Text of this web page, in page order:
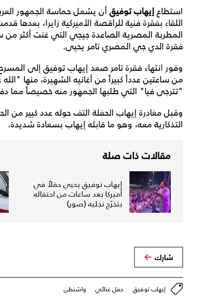
استطاعإيهاب توفيق أن يشعل حماسة الجمهور
اللقاء بفقرة فنية للراقصة الأميركية زايرا، بعدها
المطربة المصرية الصاعدة جيجي التي غنت أكثر
فقرة الدي جي المصري تامر يحيى.
وفور انتهاء فقرة تامر صعد إيهاب توفيق إلى
من ساعتين عدداً كبيراً من أغانيه الشهيرة، منها
"تترجى فيا" التي طلبها الجمهور منه خصيصاً مما
وقبل مغادرة إيهاب الحفلة التف حوله عدد كبير من
التذكارية معه، وهو ما قابله إيهاب بسعادة شديدة.
مقالات ذات صلة
إيهاب توفيق يحيي حفلاً في
أميركا بعد ساعات من احتفاله
بتخرّج نجليه (صور)
شارك
إيهاب توفيق حفل غنائي واشنطن